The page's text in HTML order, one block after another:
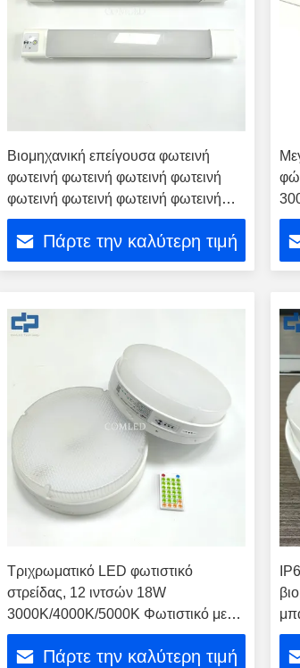
Βιομηχανική επείγουσα φωτεινή
φωτεινή φωτεινή φωτεινή φωτεινή
φωτεινή φωτεινή φωτεινή φωτεινή
φωτεινή φωτεινή φωτεινή φωτεινή
φωτεινή φωτεινή
Πάρτε την καλύτερη τιμή
Τριχρωματικό LED φωτιστικό
στρείδας, 12 ιντσών 18W
3000K/4000K/5000K Φωτιστικό με
σκληρό σύρμα, Υπερ λεπτός
στρογγυλός λευκός λαμπτήρας για το
Πάρτε την καλύτερη τιμή